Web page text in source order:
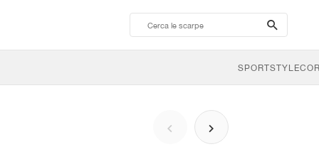
search-
btn
SPORTSTYLE